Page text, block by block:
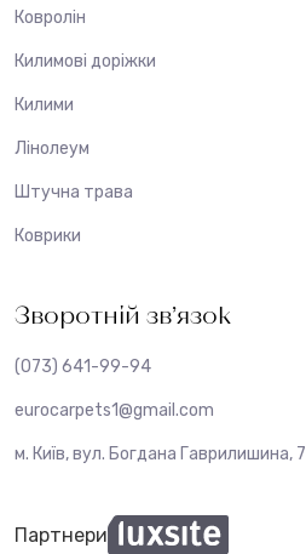
Ковролін
Килимові доріжки
Килими
Лінолеум
Штучна трава
Коврики
Зворотній зв’язок
(073) 641-99-94
eurocarpets1@gmail.com
м. Київ, вул. Богдана Гаврилишина, 7
Партнери